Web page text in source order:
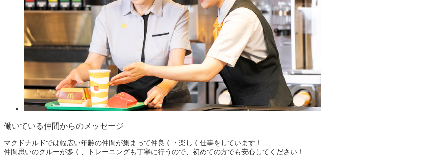
働いている仲間からのメッセージ
マクドナルドでは幅広い年齢の仲間が集まって仲良く・楽しく仕事をしています！
仲間思いのクルーが多く、トレーニングも丁寧に行うので、初めての方でも安心してください！